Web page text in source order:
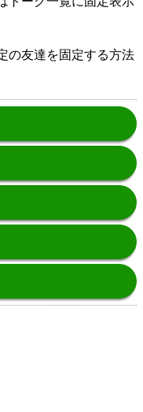
の友達を固定する方法